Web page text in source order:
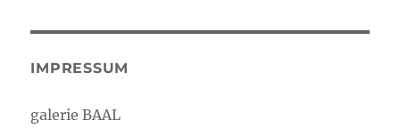
IMPRESSUM
galerie BAAL